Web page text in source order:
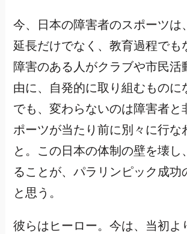
今、日本の障害者のスポーツは
延長だけでなく、教育過程でも
障害のある人がクラブや市民活
由に、自発的に取り組むものに
でも、変わらないのは障害者と
ポーツが当たり前に別々に行な
と。この日本の体制の壁を壊し
ることが、パラリンピック成功
と思う。
彼らはヒーロー。今は、当初よ